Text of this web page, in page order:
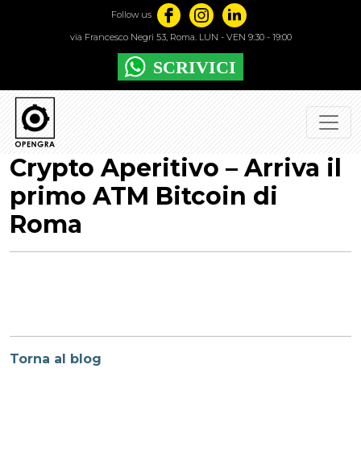
Follow us
via Francesco Negri 53, Roma. LUN - VEN 9:30 - 19:00
Crypto Aperitivo – Arriva il
primo ATM Bitcoin di
Roma
Torna al blog